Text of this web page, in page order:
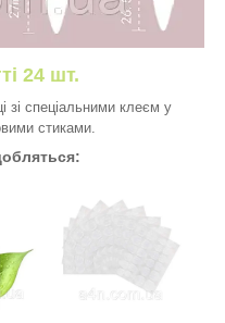
24 шт.
зі спеціальними клеєм у
стиками.